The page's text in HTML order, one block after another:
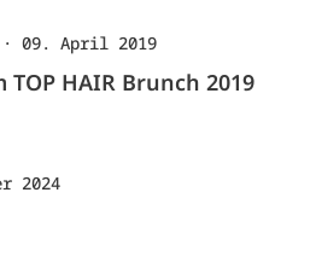
· 09. April 2019
HAIR Brunch 2019
2024